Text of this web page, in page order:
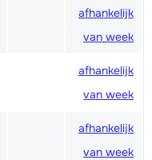
afhankelijk
van week
afhankelijk
van week
afhankelijk
van week